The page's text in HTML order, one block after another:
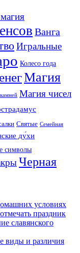
Ванга
Игральные
Колесо года
Магия
Магия чисел
Святые Семейная
ду́хи
символы
Черная
условиях
праздник
славянского
виды и различия